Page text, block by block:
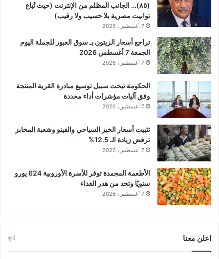
(٨٥)… الجانب المظلم من الإنترنت (حيث تُباع
توابيت مصرية بلا حسيب ولا رقيب)
7 أغسطس، 2026
تراجع أسعار الزيتون بـ سوق العبور للجملة اليوم
الجمعة 7 أغسطس 2026
7 أغسطس، 2026
الحكومة تبحث سببل توسيع مبادرة القرية المنتجة
وفق آليات مؤشرات أداء محددة
7 أغسطس، 2026
تثبيت أسعار الخبز السياحي والفينو وشعبة المخابز
ترفض زيادة الـ 12.5%
7 أغسطس، 2026
الأطعمة المجمدة توفر للأسرة الأوروبية 624 يورو
سنويًا وتحد من هدر الغذاء
7 أغسطس، 2026
اعلن معنا